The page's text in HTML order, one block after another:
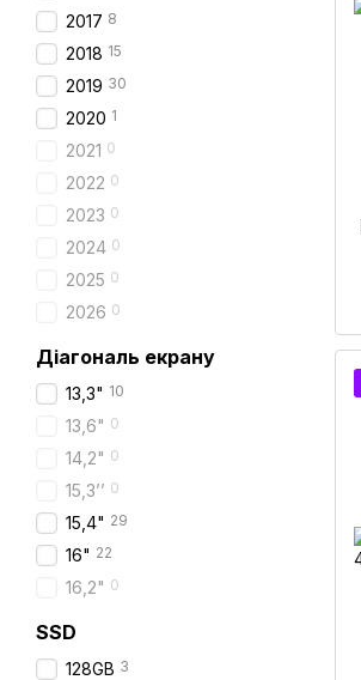
2017 8
2018 15
2019 30
2020 1
2021 0
2022 0
2023 0
2024 0
2025 0
2026 0
Діагональ екрану
13,3" 10
13,6" 0
14,2" 0
15,3’’ 0
15,4" 29
16" 22
16,2" 0
SSD
128GB 3